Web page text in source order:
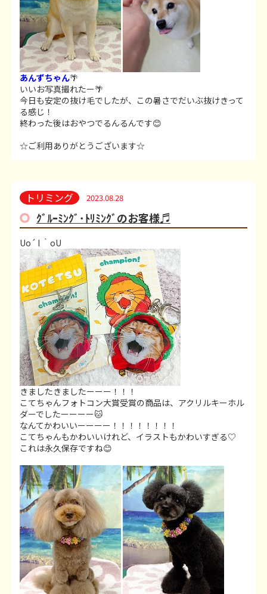
あんずちゃん🌴
いいお写真撮れたー🌴
今日も安定の抜け毛でしたが、この暑さでだいぶ抜けきって
る感じ！
終わった後はおやつでるんるんです😊
☆ご利用ありがとうございます☆
トリミング 2023.08.28
ｸﾞﾙｰﾐﾝｸﾞ･ﾄﾘﾐﾝｸﾞのお客様♬
Uo´ I ｀oU
きましたきましたーーー！！！
こてちゃんフォトコン大賞受賞の商品は、アクリルキーホル
ダーでしたーーーー🐱
なんてかわいいーーーー！！！！！！！！
こてちゃんもかわいいけれど、イラストもかわいすぎる♡
これは永久保存ですね😊